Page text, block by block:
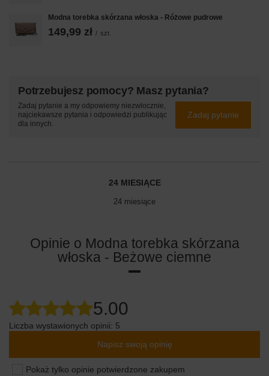
Modna torebka skórzana włoska - Różowe pudrowe
149,99 zł / szt.
Potrzebujesz pomocy? Masz pytania?
Zadaj pytanie a my odpowiemy niezwłocznie,
najciekawsze pytania i odpowiedzi publikując
dla innych.
Zadaj pytanie
24 MIESIĄCE
24 miesiące
Opinie o Modna torebka skórzana
włoska - Beżowe ciemne
5.00
Liczba wystawionych opinii: 5
Napisz swoją opinię
Pokaż tylko opinie potwierdzone zakupem